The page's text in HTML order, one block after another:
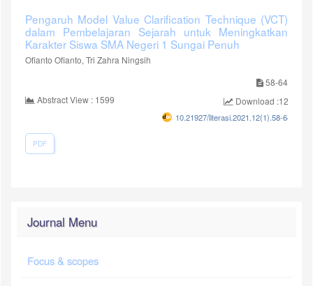
Pengaruh Model Value Clarification Technique (VCT)
dalam Pembelajaran Sejarah untuk Meningkatkan
Karakter Siswa SMA Negeri 1 Sungai Penuh
Ofianto Ofianto, Tri Zahra Ningsih
58-64
Abstract View : 1599
Download :1211
10.21927/literasi.2021.12(1).58-64
PDF
Journal Menu
Focus & scopes